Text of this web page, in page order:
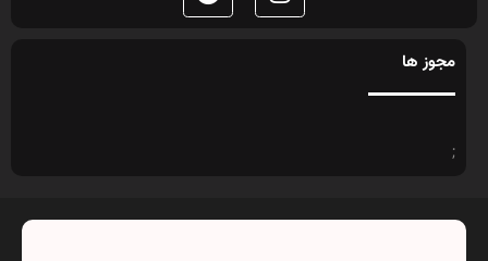
مجوز ها
;